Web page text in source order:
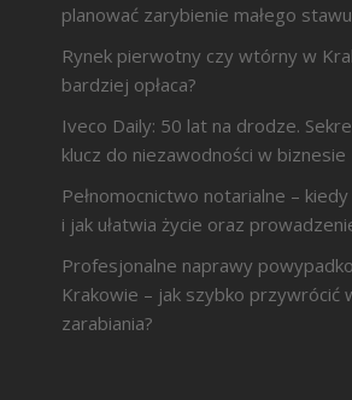
planować zarybienie małego
Rynek pierwotny czy wtórny w
bardziej opłaca?
Iveco Daily: 50 lat na drodze.
klucz do niezawodności w biznesie
Pełnomocnictwo notarialne –
i jak ułatwia życie oraz
Profesjonalne naprawy
Krakowie – jak szybko przywrócić
zarabiania?